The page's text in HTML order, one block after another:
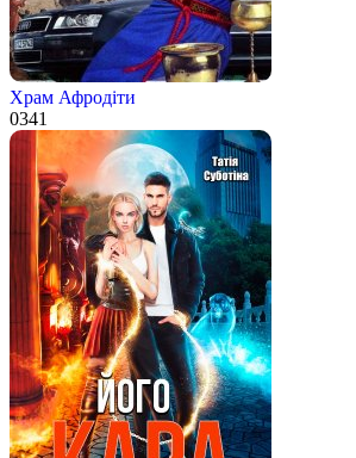
Храм Афродіти
0341